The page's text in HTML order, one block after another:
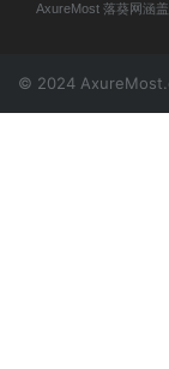
AxureMost 落葵网涵
© 2024